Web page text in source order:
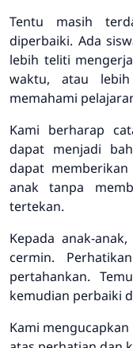
Tentu masih
diperbaiki. Ada
lebih teliti
waktu, atau
memahami
Kami berharap
dapat menjadi
dapat
anak tanpa
tertekan.
Kepada anak-
cermin.
pertahankan.
kemudian perbaiki
Kami